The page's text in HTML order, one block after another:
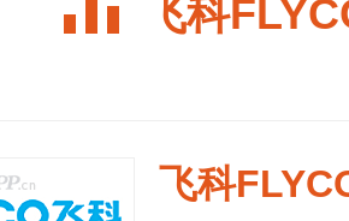
飞科
飞科